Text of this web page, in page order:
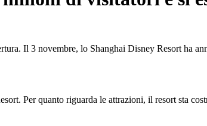
Il 3 novembre, lo Shanghai Disney Resort ha
Per quanto riguarda le attrazioni, il resort sta